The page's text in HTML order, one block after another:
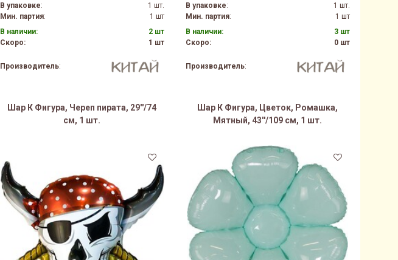
В упаковке:
1 шт.
Мин. партия:
1 шт
В наличии:
2 шт
Скоро:
1 шт
Производитель:
В упаковке:
1 шт.
Мин. партия:
1 шт
В наличии:
3 шт
Скоро:
0 шт
Производитель:
Шар К Фигура, Череп пирата, 29''/74
см, 1 шт.
Шар К Фигура, Цветок, Ромашка,
Мятный, 43''/109 см, 1 шт.